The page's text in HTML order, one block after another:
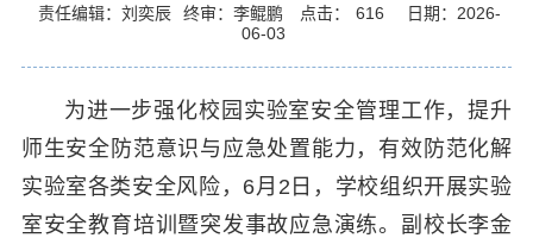
责任编辑：刘奕辰
终审：李鲲鹏 点击： 616
日期：2026-
06-03
为进一步强化校园实验室安全管理工作，提升
师生安全防范意识与应急处置能力，有效防范化解
实验室各类安全风险，6月2日，学校组织开展实验
室安全教育培训暨突发事故应急演练。副校长李金